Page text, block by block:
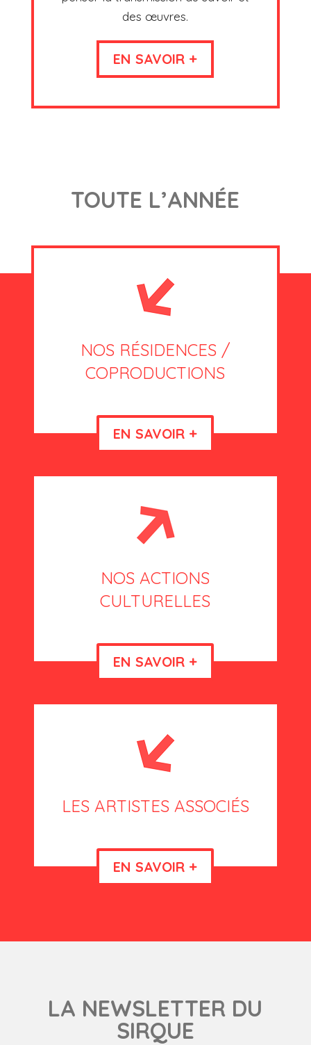
des œuvres.
EN SAVOIR +
TOUTE L’ANNÉE
NOS RÉSIDENCES /
COPRODUCTIONS
EN SAVOIR +
NOS ACTIONS
CULTURELLES
EN SAVOIR +
LES ARTISTES ASSOCIÉS
EN SAVOIR +
LA NEWSLETTER DU
SIRQUE